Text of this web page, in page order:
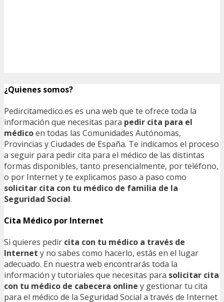
¿Quienes somos?
Pedircitamedico.es es una web que te ofrece toda la
información que necesitas para pedir cita para el
médicoen todas las Comunidades Autónomas,
Provincias y Ciudades de España. Te indicamos el proceso
a seguir para pedir cita para el médico de las distintas
formas disponibles, tanto presencialmente, por teléfono,
o por Internet y te explicamos paso a paso como
solicitar cita con tu médico de familia de la
Seguridad Social.
Cita Médico por Internet
Si quieres pedir cita con tu médico a través de
Internet y no sabes como hacerlo, estás en el lugar
adecuado. En nuestra web encontrarás toda la
información y tutoriales que necesitas para solicitar cita
con tu médico de cabecera online y gestionar tu cita
para el médico de la Seguridad Social a través de Internet